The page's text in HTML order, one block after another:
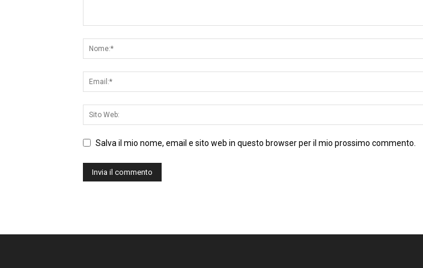
Salva il mio nome, email e sito web in questo browser per il mio prossimo commento.